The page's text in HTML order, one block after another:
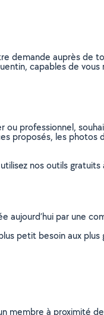
demande auprès de
capables de
professionnel,
proposés, les photos
nos outils
par une
petit besoin aux
membre à proximité